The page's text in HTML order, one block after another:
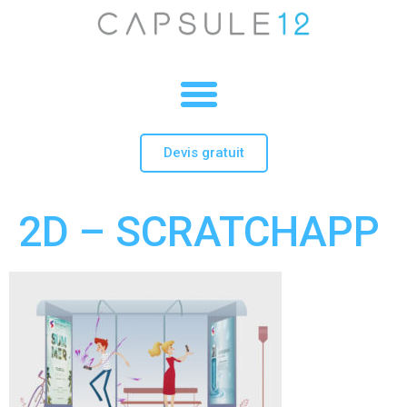
Devis gratuit
2D – SCRATCHAPP